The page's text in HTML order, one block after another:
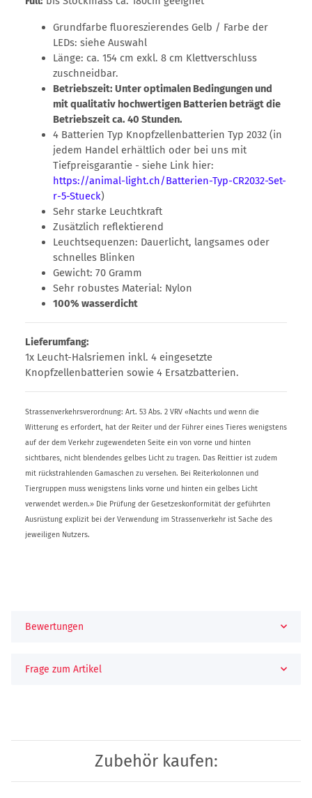
Grundfarbe fluoreszierendes Gelb / Farbe der
LEDs: siehe Auswahl
Länge: ca. 154 cm exkl. 8 cm Klettverschluss
zuschneidbar.
Betriebszeit: Unter optimalen Bedingungen und
mit qualitativ hochwertigen Batterien beträgt die
Betriebszeit ca. 40 Stunden.
4 Batterien Typ Knopfzellenbatterien Typ 2032 (in
jedem Handel erhältlich oder bei uns mit
Tiefpreisgarantie - siehe Link hier:
https://animal-light.ch/Batterien-Typ-CR2032-Set-
r-5-Stueck)
Sehr starke Leuchtkraft
Zusätzlich reflektierend
Leuchtsequenzen: Dauerlicht, langsames oder
schnelles Blinken
Gewicht: 70 Gramm
Sehr robustes Material: Nylon
100% wasserdicht
Lieferumfang:
1x Leucht-Halsriemen inkl. 4 eingesetzte
Knopfzellenbatterien sowie 4 Ersatzbatterien.
Strassenverkehrsverordnung: Art. 53 Abs. 2 VRV «Nachts und wenn die
Witterung es erfordert, hat der Reiter und der Führer eines Tieres wenigstens
auf der dem Verkehr zugewendeten Seite ein von vorne und hinten
sichtbares, nicht blendendes gelbes Licht zu tragen. Das Reittier ist zudem
mit rückstrahlenden Gamaschen zu versehen. Bei Reiterkolonnen und
Tiergruppen muss wenigstens links vorne und hinten ein gelbes Licht
verwendet werden.» Die Prüfung der Gesetzeskonformität der geführten
Ausrüstung explizit bei der Verwendung im Strassenverkehr ist Sache des
jeweiligen Nutzers.
Bewertungen
Frage zum Artikel
Zubehör kaufen: